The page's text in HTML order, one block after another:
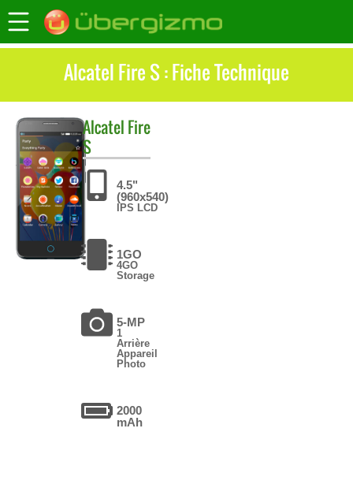
Alcatel Fire S : Fiche Technique
Alcatel Fire
S
4.5"
(960x540)
IPS LCD
1GO
4GO
Storage
5-MP
1
Arrière
Appareil
Photo
2000
mAh